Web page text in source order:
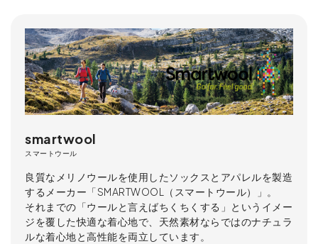
smartwool
スマートウール
良質なメリノウールを使用したソックスとアパレルを製造
するメーカー「SMARTWOOL（スマートウール）」。
それまでの「ウールと言えばちくちくする」というイメー
ジを覆した快適な着心地で、天然素材ならではのナチュラ
ルな着心地と高性能を両立しています。